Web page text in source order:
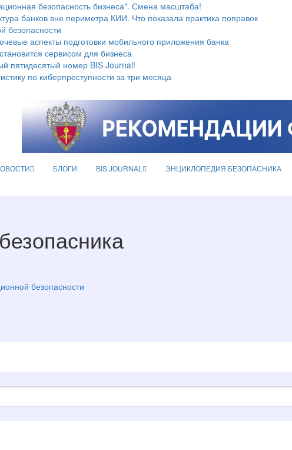
безопасность бизнеса". Смена масштаба!
банков вне периметра КИИ. Что показала практика поправок
безопасности
аспекты подготовки мобильного приложения банка
сервисом для бизнеса
пятидесятый номер BIS Journal!
по киберпреступности за три месяца
БЛОГИ BIS JOURNAL ЭНЦИКЛОПЕДИЯ БЕЗОПАСНИКА
безопасности